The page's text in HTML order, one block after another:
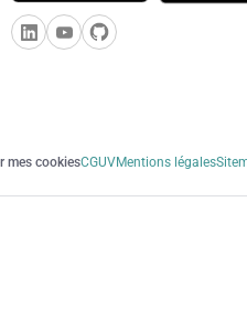
mes cookiesCGUVMentions légales